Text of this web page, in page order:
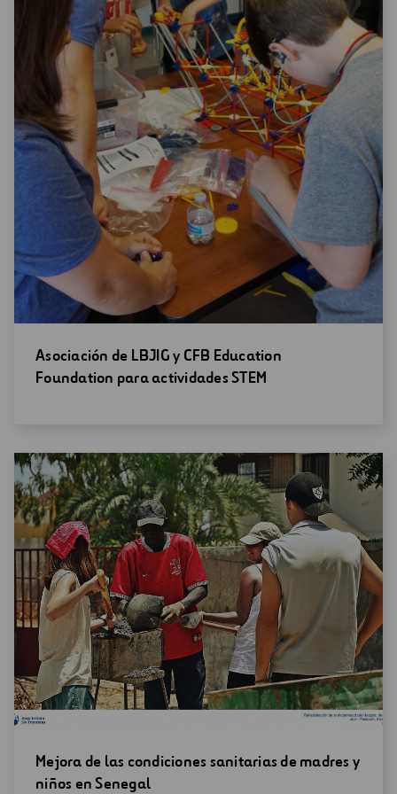
Abrir
una
Asociación de LBJIG y CFB Education
Foundation para actividades STEM
Abrir
una
Mejora de las condiciones sanitarias de madres y
niños en Senegal